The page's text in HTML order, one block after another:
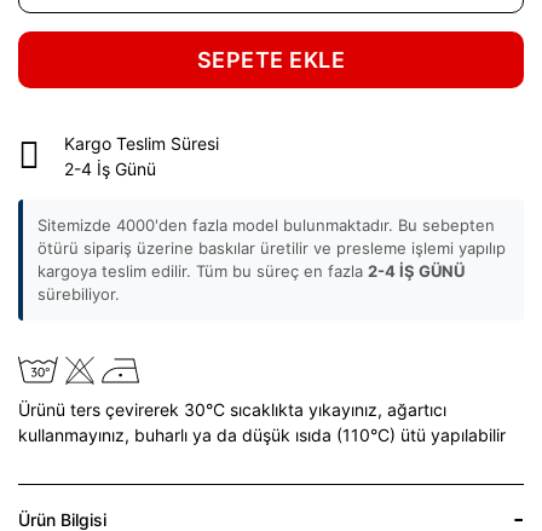
SEPETE EKLE
Kargo Teslim Süresi
2-4 İş Günü
Sitemizde 4000'den fazla model bulunmaktadır. Bu sebepten
ötürü sipariş üzerine baskılar üretilir ve presleme işlemi yapılıp
kargoya teslim edilir. Tüm bu süreç en fazla 2-4 İŞ GÜNÜ
sürebiliyor.
Ürünü ters çevirerek 30°C sıcaklıkta yıkayınız, ağartıcı
kullanmayınız, buharlı ya da düşük ısıda (110°C) ütü yapılabilir
Ürün Bilgisi